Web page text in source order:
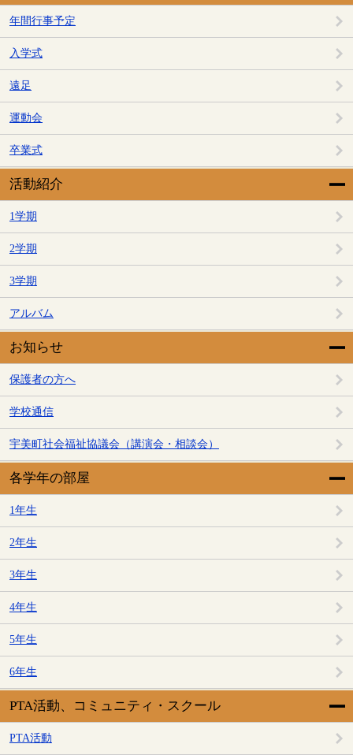
年間行事予定
入学式
遠足
運動会
卒業式
活動紹介
1学期
2学期
3学期
アルバム
お知らせ
保護者の方へ
学校通信
宇美町社会福祉協議会（講演会・相談会）
各学年の部屋
1年生
2年生
3年生
4年生
5年生
6年生
PTA活動、コミュニティ・スクール
PTA活動